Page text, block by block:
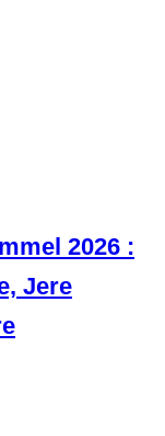
2026 :
Jere